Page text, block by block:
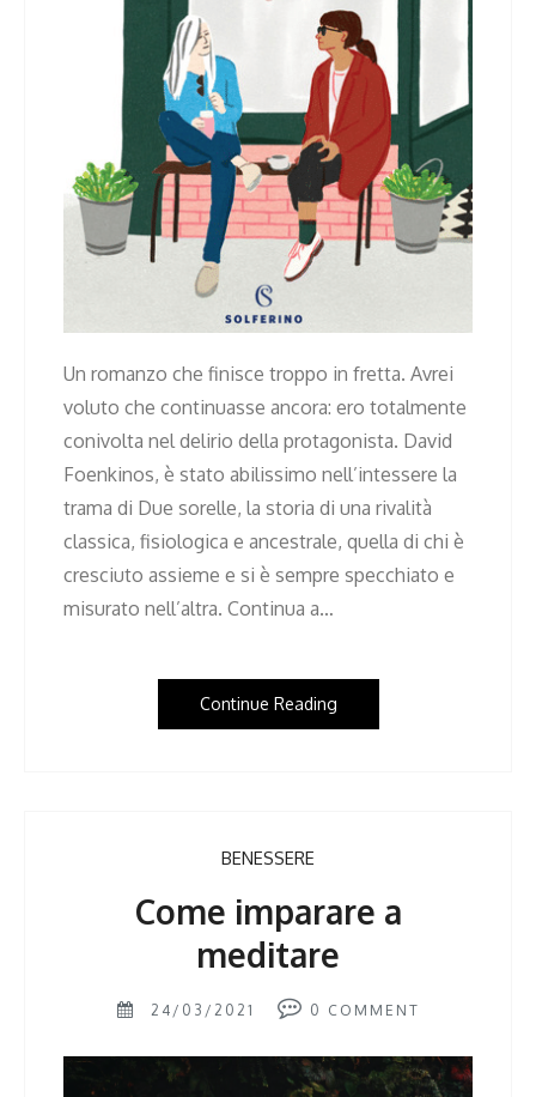
Un romanzo che finisce troppo in fretta. Avrei
voluto che continuasse ancora: ero totalmente
conivolta nel delirio della protagonista. David
Foenkinos, è stato abilissimo nell’intessere la
trama di Due sorelle, la storia di una rivalità
classica, fisiologica e ancestrale, quella di chi è
cresciuto assieme e si è sempre specchiato e
misurato nell’altra. Continua a…
Continue Reading
BENESSERE
Come imparare a
meditare
24/03/2021 0 COMMENT